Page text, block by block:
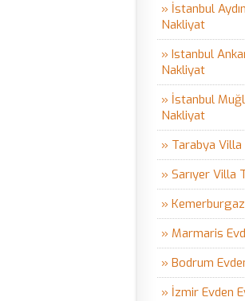
» İstanbul
Nakliyat
» Istanbul
Nakliyat
» İstanbul
Nakliyat
» Tarabya Villa
» Sarıyer Villa
»
» Marmaris
» Bodrum
» İzmir Evden